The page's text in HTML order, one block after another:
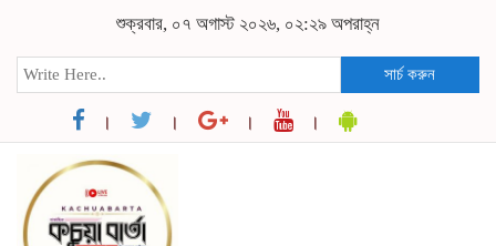
শুক্রবার, ০৭ অগাস্ট ২০২৬, ০২:২৯ অপরাহ্ন
সার্চ করুন